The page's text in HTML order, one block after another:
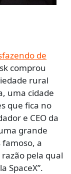
de
comprou
rural
uma cidade
que fica no
e CEO da
grande
a
pela qual
SpaceX”.